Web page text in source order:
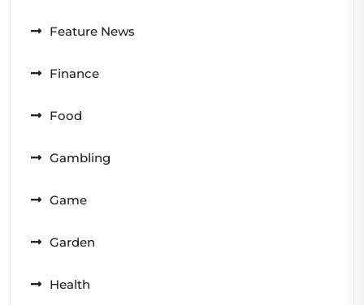
Feature News
Finance
Food
Gambling
Game
Garden
Health